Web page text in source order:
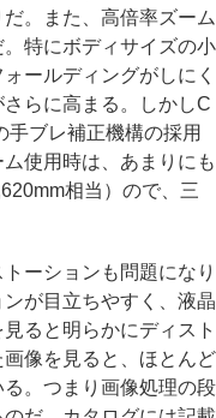
。また、高倍率ズーム
特にボディサイズの小
ールディングがしにく
らに高まる。しかしC
ブレ補正機構の採用
使用時は、あまりにも
相当）ので、三
ーションも問題になり
が目立ちやすく、液晶
ると明らかにディスト
像を見ると、ほとんど
。つまり画像処理の段